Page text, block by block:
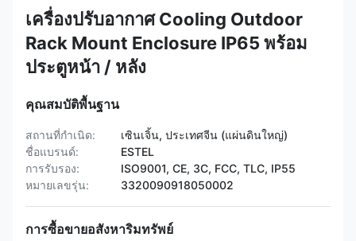
เครื่องปรับอากาศ Cooling Outdoor
Rack Mount Enclosure IP65 พร้อม
ประตูหน้า / หลัง
คุณสมบัติพื้นฐาน
สถานที่กำเนิด:
เซินเจิ้น, ประเทศจีน (แผ่นดินใหญ่)
ชื่อแบรนด์:
ESTEL
การรับรอง:
ISO9001, CE, 3C, FCC, TLC, IP55
หมายเลขรุ่น:
3320090918050002
การซื้อขายอสังหาริมทรัพย์